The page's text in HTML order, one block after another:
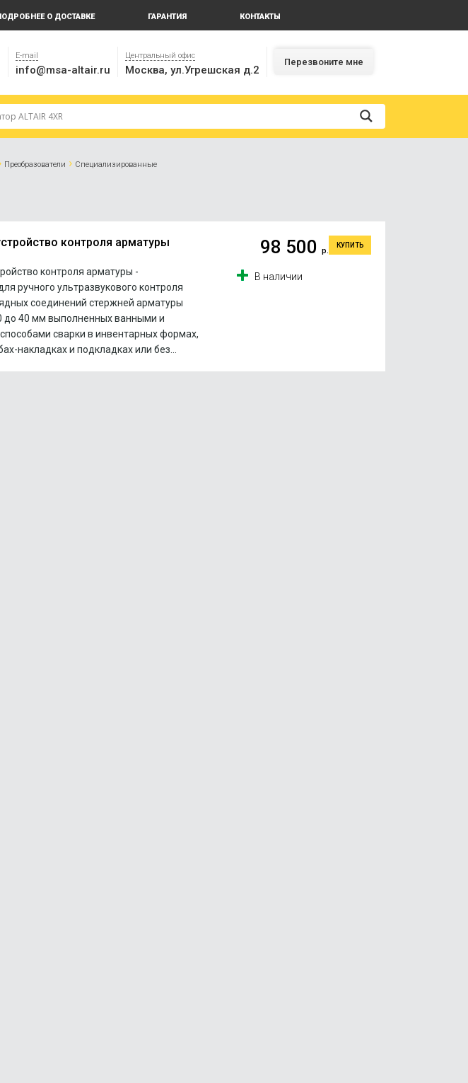
О ДОСТАВКЕ ГАРАНТИЯ КОНТАКТЫ
E-mail
info@msa-altair.ru
Центральный офис
Москва, ул.Угрешская д.2
Перезвоните мне
Преобразователи › Специализированные
контроля арматуры
контроля арматуры -
ручного ультразвукового контроля
соединений стержней арматуры
до 40 мм выполненных ванными и
сварки в инвентарных формах,
накладках и подкладках или без...
98 500 р.
КУПИТЬ
В наличии